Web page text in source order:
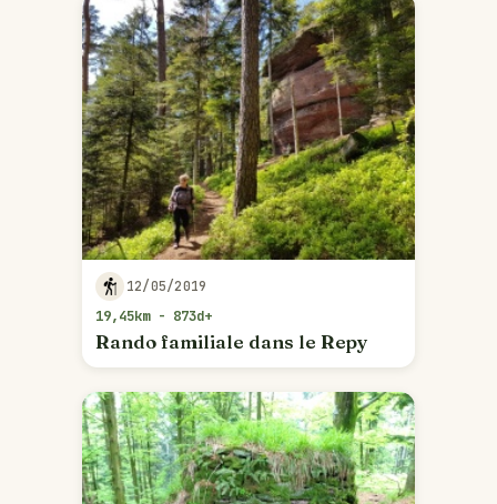
12/05/2019
19,45km - 873d+
Rando familiale dans le Repy